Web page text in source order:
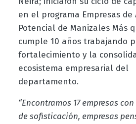
en el programa Empresas de
Potencial de Manizales Más
cumple 10 años trabajando
fortalecimiento y la
ecosistema empresarial del
departamento.
“Encontramos 17 empresas
de sofisticación, empresas